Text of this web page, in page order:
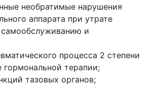
необратимые нарушения
аппарата при утрате
и
процесса 2 степени
терапии;
тазовых органов;